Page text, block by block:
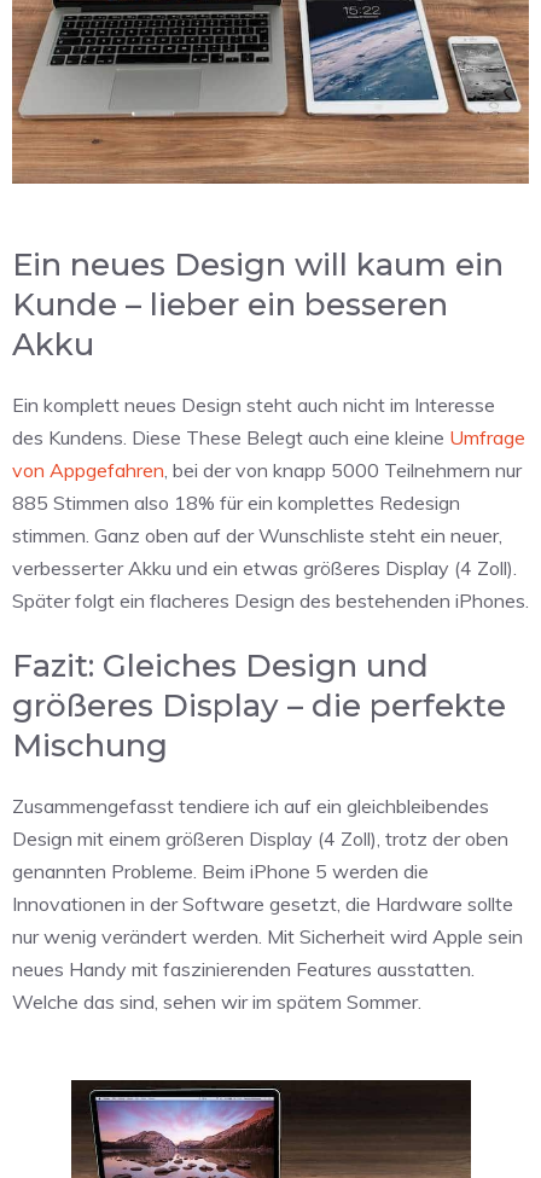
Ein neues Design will kaum ein
Kunde – lieber ein besseren
Akku
Ein komplett neues Design steht auch nicht im Interesse
des Kundens. Diese These Belegt auch eine kleine Umfrage
von Appgefahren, bei der von knapp 5000 Teilnehmern nur
885 Stimmen also 18% für ein komplettes Redesign
stimmen. Ganz oben auf der Wunschliste steht ein neuer,
verbesserter Akku und ein etwas größeres Display (4 Zoll).
Später folgt ein flacheres Design des bestehenden iPhones.
Fazit: Gleiches Design und
größeres Display – die perfekte
Mischung
Zusammengefasst tendiere ich auf ein gleichbleibendes
Design mit einem größeren Display (4 Zoll), trotz der oben
genannten Probleme. Beim iPhone 5 werden die
Innovationen in der Software gesetzt, die Hardware sollte
nur wenig verändert werden. Mit Sicherheit wird Apple sein
neues Handy mit faszinierenden Features ausstatten.
Welche das sind, sehen wir im spätem Sommer.